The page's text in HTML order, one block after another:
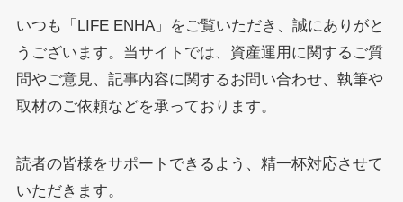
いつも「LIFE ENHA」をご覧いただき、誠にありがと
うございます。当サイトでは、資産運用に関するご質
問やご意見、記事内容に関するお問い合わせ、執筆や
取材のご依頼などを承っております。
読者の皆様をサポートできるよう、精一杯対応させて
いただきます。